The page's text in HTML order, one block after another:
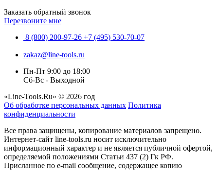
Заказать обратный звонок
Перезвоните мне
8 (800) 200-97-26 +7 (495) 530-70-07
zakaz@line-tools.ru
Пн-Пт 9:00 до 18:00
Сб-Вс - Выходной
«Line-Tools.Ru» © 2026 год
Об обработке персональных данных Политика
конфиденциальности
Все права защищены, копирование материалов запрещено.
Интернет-сайт line-tools.ru носит исключительно
информационный характер и не является публичной офертой,
определяемой положениями Статьи 437 (2) Гк РФ.
Присланное по e-mail сообщение, содержащее копию